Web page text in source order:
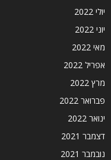
יולי 2022
יוני 2022
מאי 2022
אפריל 2022
מרץ 2022
פברואר 2022
ינואר 2022
דצמבר 2021
נובמבר 2021